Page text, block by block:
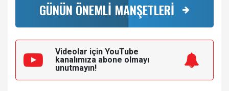
GÜNÜN ÖNEMLİ MANŞETLERİ
Videolar için YouTube
kanalımıza abone olmayı
unutmayın!